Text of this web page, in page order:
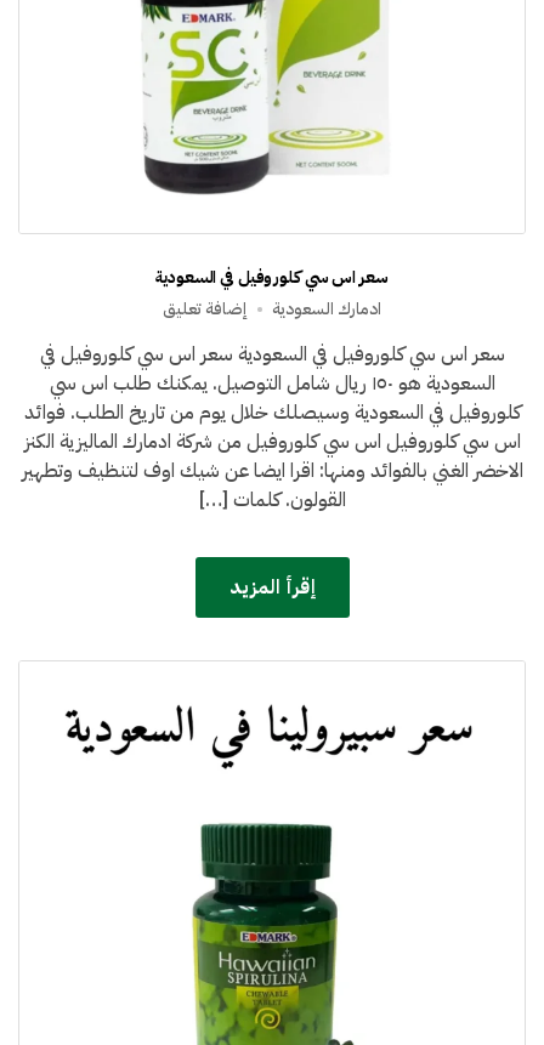
سعر اس سي كلوروفيل في السعودية
ادمارك السعودية
إضافة تعليق
اس
سي
كلوروفيل
في
السعودية
سعر اس سي كلوروفيل في السعودية سعر اس سي كلوروفيل في
السعودية هو ١٥٠ ريال شامل التوصيل. يمكنك طلب اس سي
كلوروفيل في السعودية وسيصلك خلال يوم من تاريخ الطلب. فوائد
اس سي كلوروفيل اس سي كلوروفيل من شركة ادمارك الماليزية الكنز
الاخضر الغني بالفوائد ومنها: اقرا ايضا عن شيك اوف لتنظيف وتطهير
القولون. كلمات […]
إقرأ المزيد